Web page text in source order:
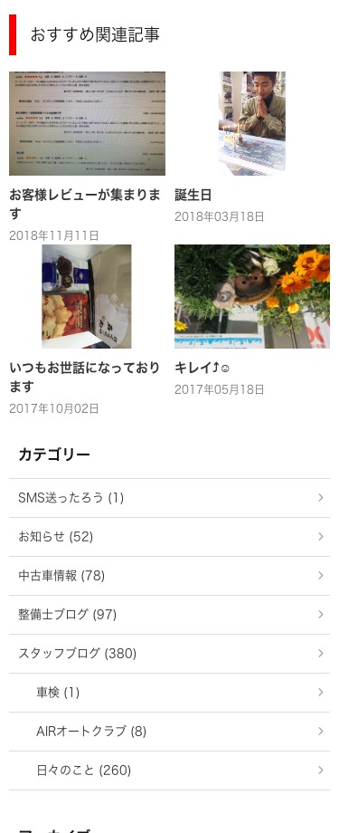
おすすめ関連記事
お客様レビューが集まりま
す
2018年11月11日
誕生日
2018年03月18日
いつもお世話になっており
ます
2017年10月02日
キレイ⤴☺
2017年05月18日
カテゴリー
SMS送ったろう (1)
お知らせ (52)
中古車情報 (78)
整備士ブログ (97)
スタッフブログ (380)
車検 (1)
AIRオートクラブ (8)
日々のこと (260)